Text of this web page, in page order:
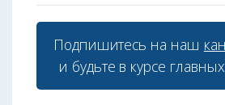
Подпишитесь на наш
и будьте в курсе